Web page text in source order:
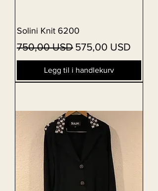
Solini Knit 6200
Vanlig pris
750,00 USD Salgspris
575,00 USD
Legg til i handlekurv